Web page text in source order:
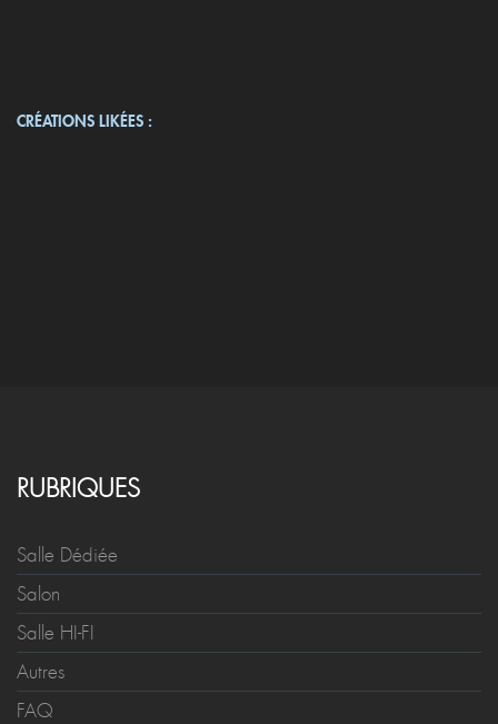
CRÉATIONS LIKÉES :
RUBRIQUES
Salle Dédiée
Salon
Salle HI-FI
Autres
FAQ